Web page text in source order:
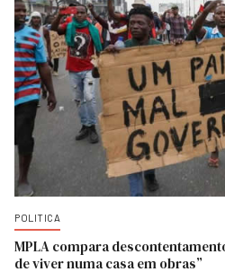
POLITICA
MPLA compara
de viver numa casa em obras”